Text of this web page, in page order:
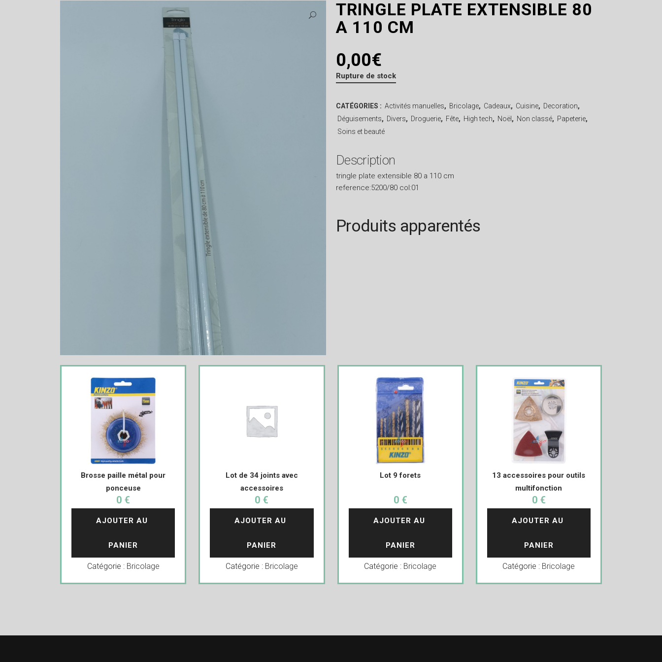
TRINGLE PLATE EXTENSIBLE 80
A 110 CM
0,00€
Rupture de stock
CATÉGORIES : Activités manuelles, Bricolage, Cadeaux, Cuisine, Decoration,
Déguisements, Divers, Droguerie, Fête, High tech, Noël , Non classé, Papeterie,
Soins et beauté
Description
tringle plate extensible 80 a 110 cm
reference:5200/80 col:01
Produits apparentés
Brosse paille métal pour
ponceuse
0 €
AJOUTER AU
PANIER
Catégorie : Bricolage
Lot de 34 joints avec
accessoires
0 €
AJOUTER AU
PANIER
Catégorie : Bricolage
Lot 9 forets
0 €
AJOUTER AU
PANIER
Catégorie : Bricolage
13 accessoires pour outils
multifonction
0 €
AJOUTER AU
PANIER
Catégorie : Bricolage